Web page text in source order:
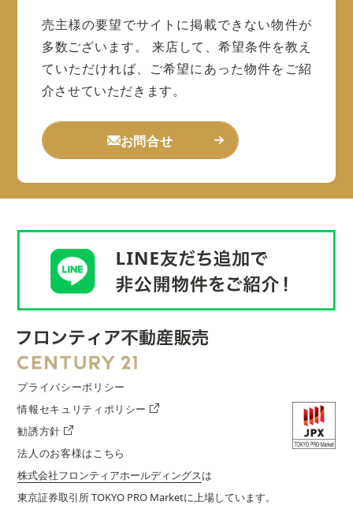
売主様の要望でサイトに掲載できない物件が
多数ございます。
来店して、希望条件を教え
ていただければ、ご希望にあった物件をご紹
介させていただきます。
お問合せ
プライバシーポリシー
情報セキュリティポリシー
勧誘方針
法人のお客様はこちら
株式会社フロンティアホールディングスは
東京証券取引所 TOKYO PRO Marketに上場しています。